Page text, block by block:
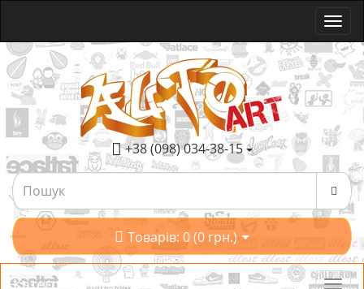
+38 (098) 034-38-15
Товарів: 0 (0 грн.)
Категорії